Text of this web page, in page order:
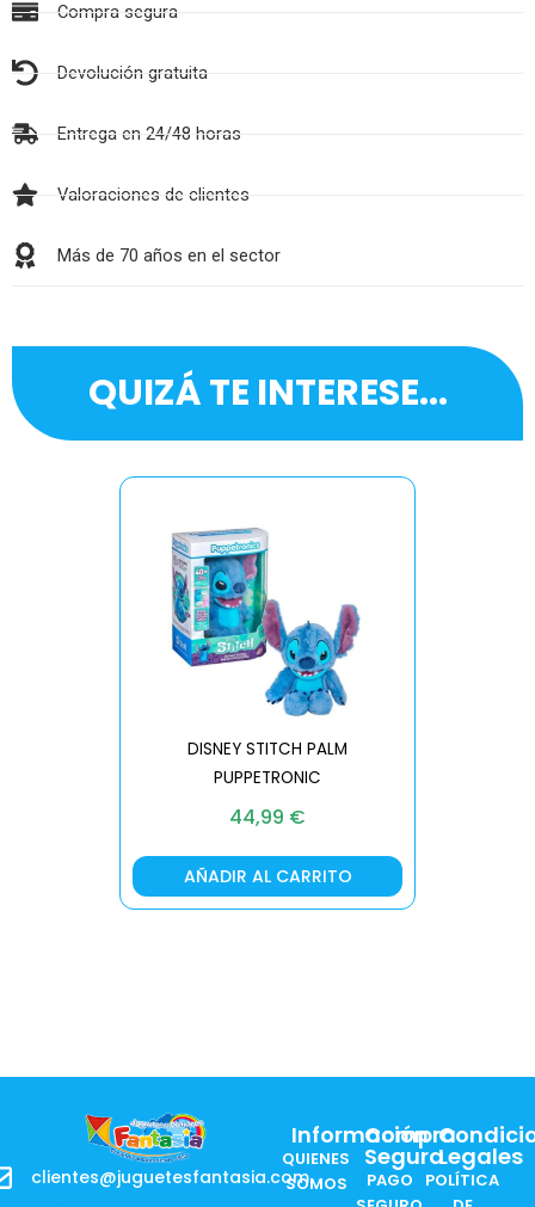
Compra segura
Devolución gratuita
Entrega en 24/48 horas
Valoraciones de clientes
Más de 70 años en el sector
QUIZÁ TE INTERESE...
DISNEY STITCH PALM
PUPPETRONIC
44,99 €
AÑADIR AL CARRITO
clientes@juguetesfantasia.com
Información
QUIENES
SOMOS
Compra
Segura
PAGO
Legales
POLÍTICA